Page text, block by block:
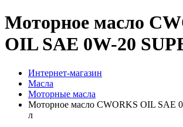
Моторное масло
OIL SAE 0W-20
Интернет-магазин
Масла
Моторные масла
Моторное масло CWORKS OIL SAE
л